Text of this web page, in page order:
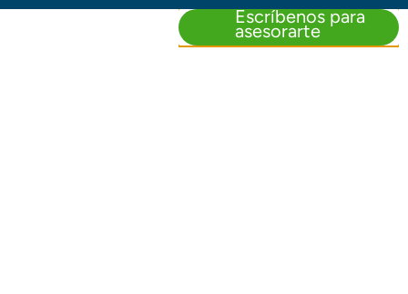
Escríbenos para
asesorarte